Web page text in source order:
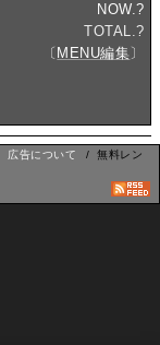
NOW.?
TOTAL.?
〔 MENU編集 〕
広告について
/ 無料レン